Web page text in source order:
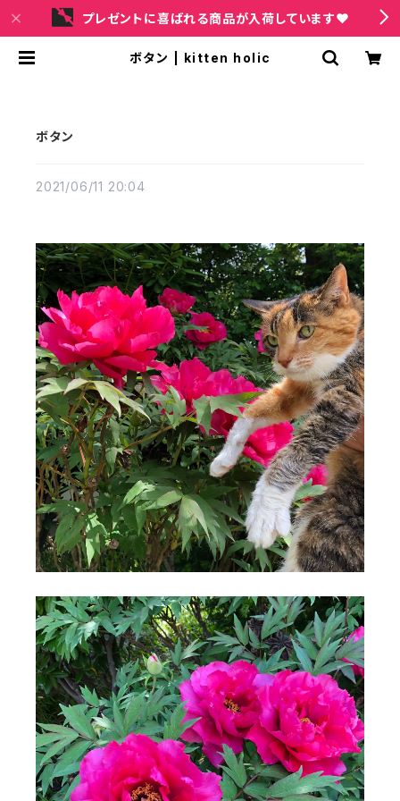
プレゼントに喜ばれる商品が入荷しています❤
ボタン | kitten holic
ボタン
2021/06/11 20:04